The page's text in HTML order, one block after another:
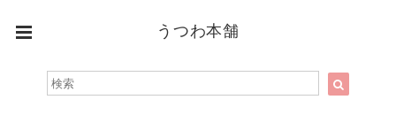
うつわ本舗